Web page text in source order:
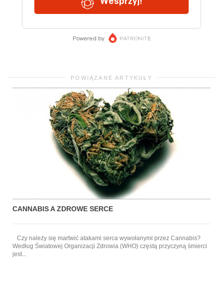
POWIĄZANE ARTYKUŁY
CANNABIS A ZDROWE SERCE
Czy należy się martwić atakami serca wywołanymi przez Cannabis?
Według Światowej Organizacji Zdrowia (WHO) częstą przyczyną śmierci
jest...